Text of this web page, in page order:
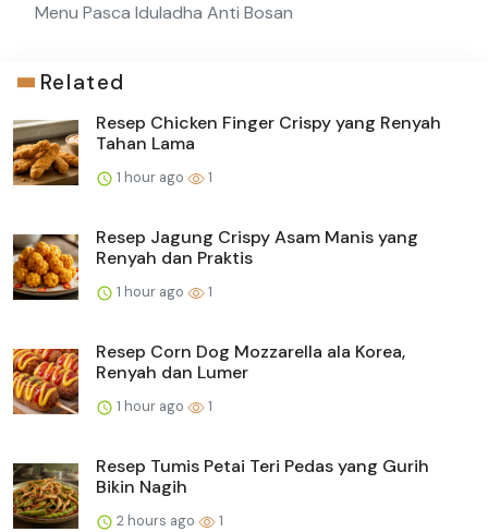
Menu Pasca Iduladha Anti Bosan
Related
Resep Chicken Finger Crispy yang Renyah
Tahan Lama
1 hour ago 1
Resep Jagung Crispy Asam Manis yang
Renyah dan Praktis
1 hour ago 1
Resep Corn Dog Mozzarella ala Korea,
Renyah dan Lumer
1 hour ago 1
Resep Tumis Petai Teri Pedas yang Gurih
Bikin Nagih
2 hours ago 1